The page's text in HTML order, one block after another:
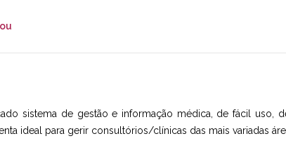
sistema de gestão e informação médica, de fácil uso,
ideal para gerir consultórios/clínicas das mais variadas